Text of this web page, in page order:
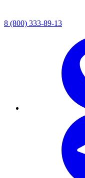
8 (800) 333-89-13